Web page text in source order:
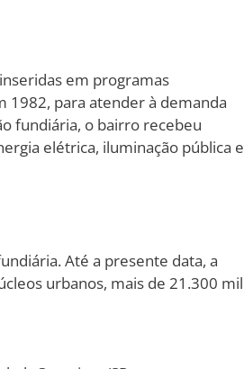
em programas
1982, para atender à demanda
fundiária, o bairro recebeu
elétrica, iluminação pública e
Até a presente data, a
urbanos, mais de 21.300 mil